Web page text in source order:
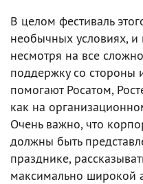
В целом фестиваль
необычных условиях, и
несмотря на все
поддержку со стороны
помогают Росатом,
как на
Очень важно, что
должны быть
празднике,
максимально широкой